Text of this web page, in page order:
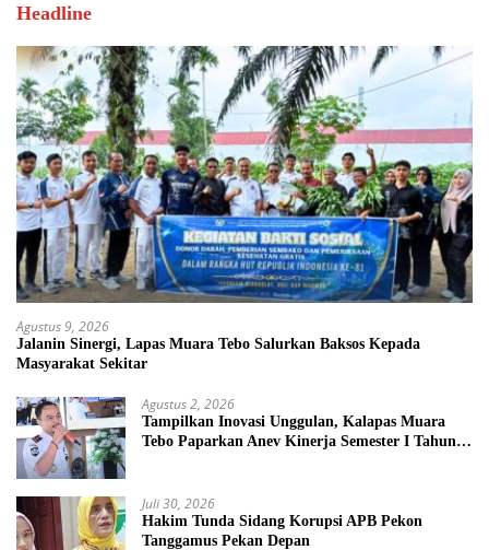
Headline
Agustus 9, 2026
Jalanin Sinergi, Lapas Muara Tebo Salurkan Baksos Kepada
Masyarakat Sekitar
Agustus 2, 2026
Tampilkan Inovasi Unggulan, Kalapas Muara
Tebo Paparkan Anev Kinerja Semester I Tahun
Juli 30, 2026
Hakim Tunda Sidang Korupsi APB Pekon
Tanggamus Pekan Depan